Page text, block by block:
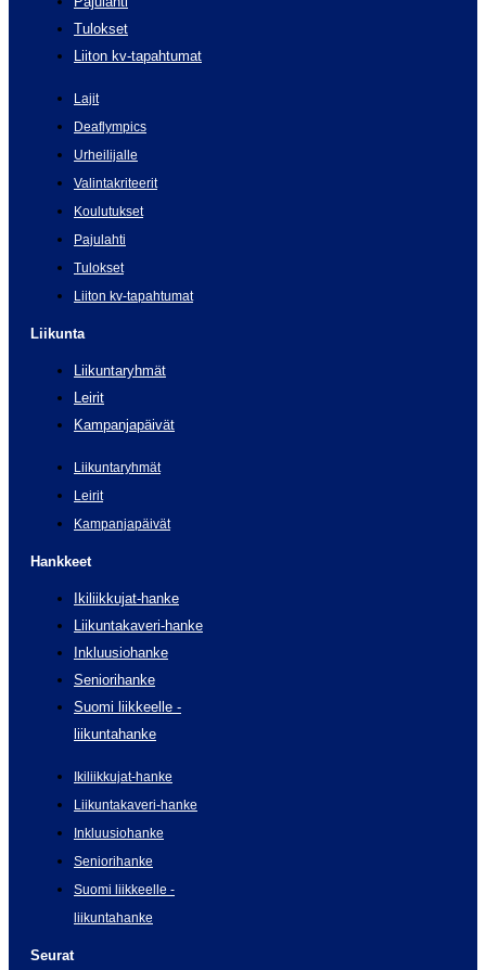
Tulokset
Liiton kv-tapahtumat
Lajit
Deaflympics
Urheilijalle
Valintakriteerit
Koulutukset
Pajulahti
Tulokset
Liiton kv-tapahtumat
Liikunta
Liikuntaryhmät
Leirit
Kampanjapäivät
Liikuntaryhmät
Leirit
Kampanjapäivät
Hankkeet
Ikiliikkujat-hanke
Liikuntakaveri-hanke
Inkluusiohanke
Seniorihanke
Suomi liikkeelle -
liikuntahanke
Ikiliikkujat-hanke
Liikuntakaveri-hanke
Inkluusiohanke
Seniorihanke
Suomi liikkeelle -
liikuntahanke
Seurat